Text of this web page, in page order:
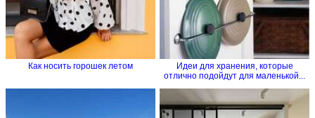
Как носить горошек летом
Идеи для хранения, которые
отлично подойдут для маленькой...